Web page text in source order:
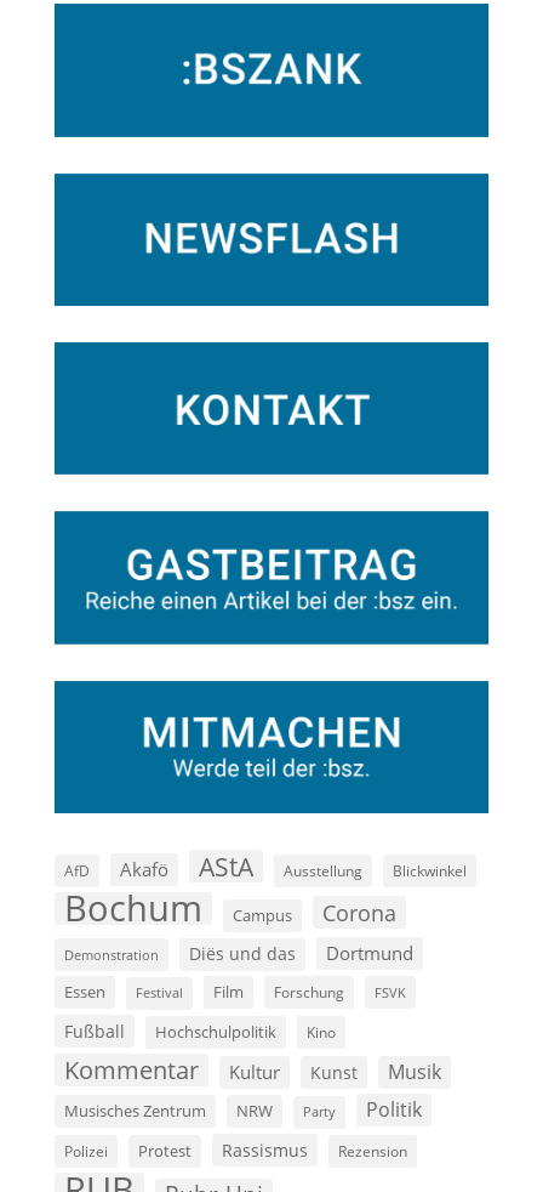
AfD Akafö AStA Ausstellung Blickwinkel
Bochum Campus Corona
Demonstration Diës und das Dortmund
Essen Festival Film Forschung FSVK
Fußball Hochschulpolitik Kino
Kommentar Kultur Kunst Musik
Musisches Zentrum NRW Party Politik
Polizei Protest Rassismus Rezension